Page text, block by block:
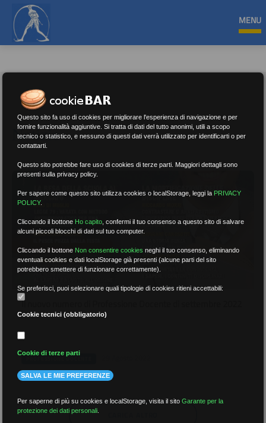
MENU
Notizie
Il nuovo numero di Professione Docente di settembre 2022
PROFESSIONE DOCENTE
Questo sito fa uso di cookies per migliorare l'esperienza di navigazione e per
fornire funzionalità aggiuntive. Si tratta di dati del tutto anonimi, utili a scopo
tecnico o statistico, e nessuno di questi dati verrà utilizzato per identificarti o per
contattarti.
Questo sito potrebbe fare uso di cookies di terze parti. Maggiori dettagli sono
presenti sulla privacy policy.
Per sapere come questo sito utilizza cookies o localStorage, leggi la PRIVACY
POLICY.
Cliccando il bottone Ho capito ,confermi il tuo consenso a questo sito di salvare
alcuni piccoli blocchi di dati sul tuo computer.
Cliccando il bottone Non consentire cookies neghi il tuo consenso, eliminando
eventuali cookies e dati localStorage già presenti (alcune parti del sito
potrebbero smettere di funzionare correttamente).
Se preferisci, puoi selezionare quali tipologie di cookies ritieni accettabili:
Cookie tecnici (obbligatorio)
Cookie di terze parti
SALVA LE MIE PREFERENZE
Per saperne di più su cookies e localStorage, visita il sitoGarante per la
protezione dei dati personali